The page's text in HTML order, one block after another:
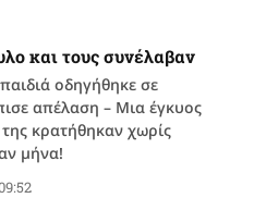
και τους συνέλαβαν
οδηγήθηκε σε
απέλαση – Μια έγκυος
κρατήθηκαν χωρίς
μήνα!